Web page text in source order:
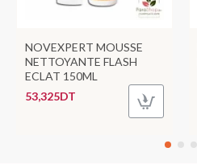
NOVEXPERT MOUSSE
NETTOYANTE FLASH
ECLAT 150ML
53,325DT